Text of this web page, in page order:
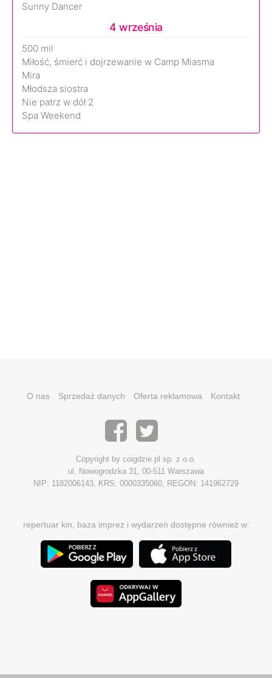
Sunny Dancer
4 września
500 mil
Miłość, śmierć i dojrzewanie w Camp Miasma
Mira
Młodsza siostra
Nie patrz w dół 2
Spa Weekend
O nas Sprzedaż danych Oferta reklamowa Kontakt
Copyright by coigdzie.pl sp. z o.o.
ul. Nowogrodzka 31, 00-511 Warszawa
NIP: 1182006143, KRS: 0000335060, REGON: 141962729
repertuar kin, baza imprez i wydarzeń dostępne również w: